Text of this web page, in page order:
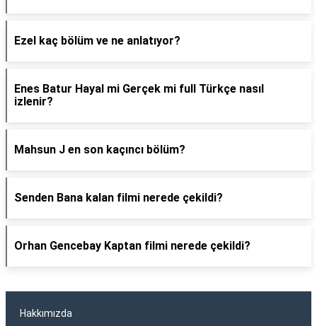
Ezel kaç bölüm ve ne anlatıyor?
Enes Batur Hayal mi Gerçek mi full Türkçe nasıl
izlenir?
Mahsun J en son kaçıncı bölüm?
Senden Bana kalan filmi nerede çekildi?
Orhan Gencebay Kaptan filmi nerede çekildi?
Hakkımızda